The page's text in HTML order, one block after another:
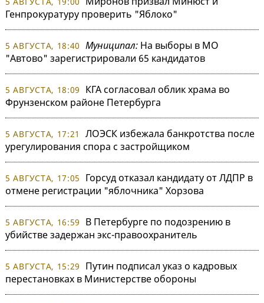
Генпрокуратуру проверить "Яблоко"
5 АВГУСТА, 18:40 Муниципал: На выборы в МО
"Автово" зарегистрировали 65 кандидатов
5 АВГУСТА, 18:09
КГА согласовал облик храма во
Фрунзенском районе Петербурга
5 АВГУСТА, 17:21
ЛОЭСК избежала банкротства после
урегулирования спора с застройщиком
5 АВГУСТА, 17:05
Горсуд отказал кандидату от ЛДПР в
отмене регистрации "яблочника" Хорзова
5 АВГУСТА, 16:59
В Петербурге по подозрению в
убийстве задержан экс-правоохранитель
5 АВГУСТА, 15:29
Путин подписал указ о кадровых
перестановках в Министерстве обороны